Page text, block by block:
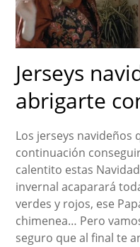
Jerseys
abrigarte
Los jerseys navideños
continuación
calentito estas
invernal acaparará
verdes y rojos, ese
chimenea… Pero
seguro que al final te